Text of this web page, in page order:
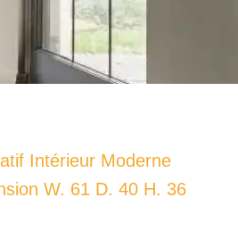
Intérieur Moderne
W. 61 D. 40 H. 36